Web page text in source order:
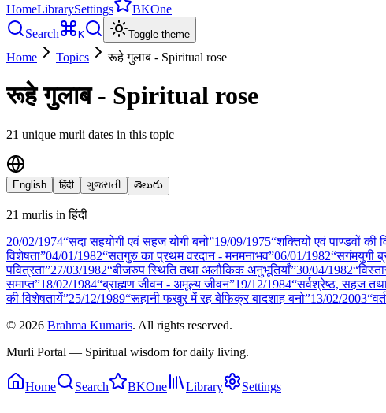
HomeLibrarySettings
BKOne
Search
K Toggle theme
Home Topics रूहे गुलाब - Spiritual rose
रूहे गुलाब - Spiritual rose
21 unique murli dates in this topic
English हिंदी ગુજરાતી తెలుగు
21 murlis inहिंदी
20/02/1974“सदा सहयोगी एवं सहज योगी बनो”19/09/1975“शक्तियों एवं पाण्डवों की
विशेषता”04/01/1982“सतगुरु का प्रथम वरदान - मनमनाभव”06/01/1982“सगंमयुगी
पवित्रता”27/03/1982“बीजरुप स्थिति तथा अलौकिक अनुभूतियाँ”30/04/1982
समाप्त”18/02/1984“ब्राह्मण जीवन - अमूल्य जीवन”19/12/1984“सर्वश्रेष्ठ, सहज तथा
की विशेषतायें”25/12/1989“रूहानी फखुर में रह बेफिक्र बादशाह बनो”13/02/2003
© 2026 Brahma Kumaris. All rights reserved.
Murli Portal — Spiritual wisdom for daily living.
Home Search BKOne Library Settings